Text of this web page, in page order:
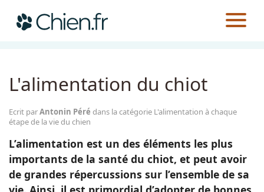
CHIEN.FR GUIDES
ALIMENTATION
L'alimentation du chiot
Ecrit parAntonin Péré dans la catégorie L'alimentation à chaque
étape de la vie du chien
L’alimentation est un des éléments les plus
importants de la santé du chiot, et peut avoir
de grandes répercussions sur l’ensemble de sa